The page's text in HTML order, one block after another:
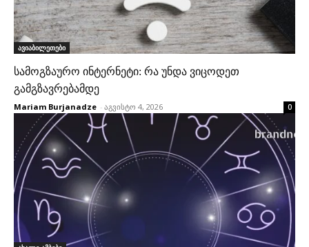
ავიაბილეთები
სამოგზაურო ინტერნეტი: რა უნდა ვიცოდეთ
გამგზავრებამდე
Mariam Burjanadze - აგვისტო 4, 2026 0